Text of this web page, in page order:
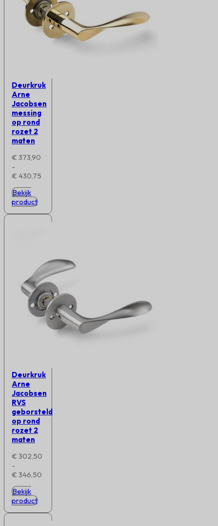
Deurkruk
Arne
Jacobsen
messing
op rond
rozet 2
maten
€ 373,90
-
€ 430,75
Bekijk
product
Deurkruk
Arne
Jacobsen
RVS
geborsteld
op rond
rozet 2
maten
€ 302,50
-
€ 346,50
Bekijk
product